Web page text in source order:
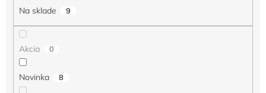
Na sklade 9
Akcia 0
Novinka 8